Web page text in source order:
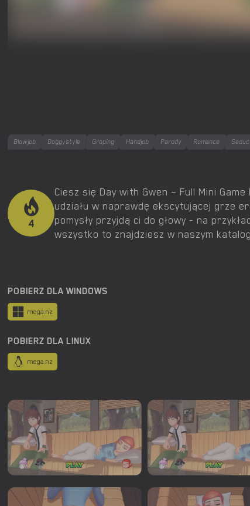
Blowjob Doggystyle Groping Handjob Parody Romance
4
Ciesz się Day with Gwen – Full Mini
udziału w naprawdę ekscytującej grze
pomysły przyjdą ci do głowy - na
wszystko to znajdziesz w naszym
POBIERZ DLA WINDOWS
mega.nz
POBIERZ DLA LINUX
mega.nz